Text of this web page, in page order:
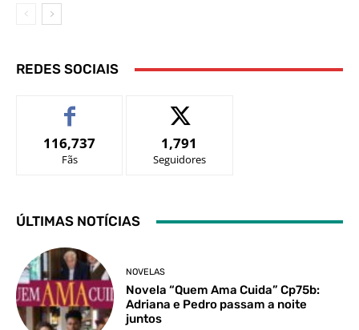
REDES SOCIAIS
116,737
Fãs
1,791
Seguidores
ÚLTIMAS NOTÍCIAS
NOVELAS
Novela “Quem Ama Cuida” Cp75b:
Adriana e Pedro passam a noite
juntos